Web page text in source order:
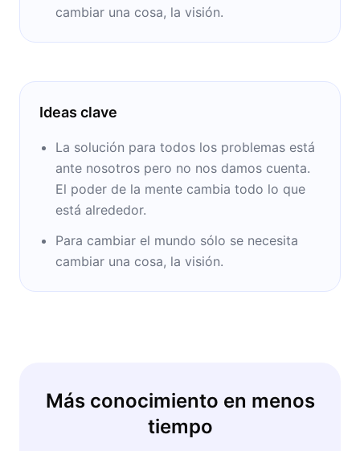
cambiar una cosa, la visión.
Ideas clave
La solución para todos los problemas está
ante nosotros pero no nos damos cuenta.
El poder de la mente cambia todo lo que
está alrededor.
Para cambiar el mundo sólo se necesita
cambiar una cosa, la visión.
Más conocimiento en menos
tiempo